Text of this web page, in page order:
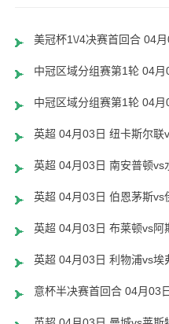
中冠区域分组赛第1轮 04
英超 04月03日 纽卡斯尔联
英超 04月03日 南安普顿vs
英超 04月03日 伯恩茅斯vs
英超 04月03日 布莱顿vs阿
英超 04月03日 利物浦vs埃
意杯半决赛首回合 04月03